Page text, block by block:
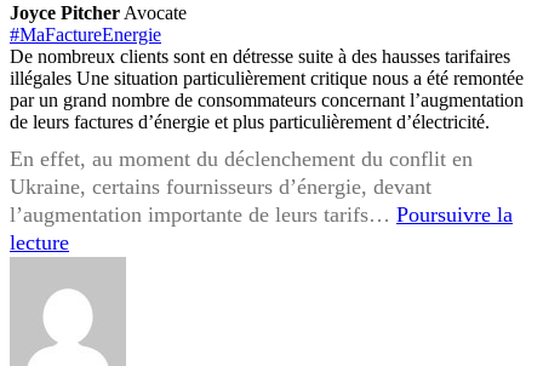
Joyce Pitcher Avocate
#MaFactureEnergie
De nombreux clients sont en détresse suite à des hausses tarifaires
illégales Une situation particulièrement critique nous a été remontée
par un grand nombre de consommateurs concernant l’augmentation
de leurs factures d’énergie et plus particulièrement d’électricité.
En effet, au moment du déclenchement du conflit en
Ukraine, certains fournisseurs d’énergie, devant
l’augmentation importante de leurs tarifs… Poursuivre la
lectureEn
plus
sur
l’action